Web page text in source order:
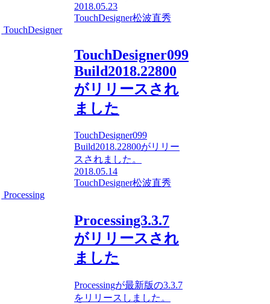
2018.05.23
TouchDesigner松波直秀
TouchDesigner
TouchDesigner099
Build2018.22800
がリリースされ
ました
TouchDesigner099
Build2018.22800がリリー
スされました。
2018.05.14
TouchDesigner松波直秀
Processing
Processing3.3.7
がリリースされ
ました
Processingが最新版の3.3.7
をリリースしました。